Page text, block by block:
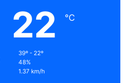
22 ℃
39º - 22º
48%
1.37 km/h